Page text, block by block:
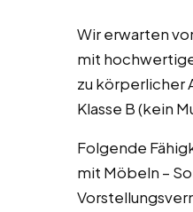
Wir erwarten
mit
zu körperlicher
Klasse B (kein
Folgende
mit Möbeln –